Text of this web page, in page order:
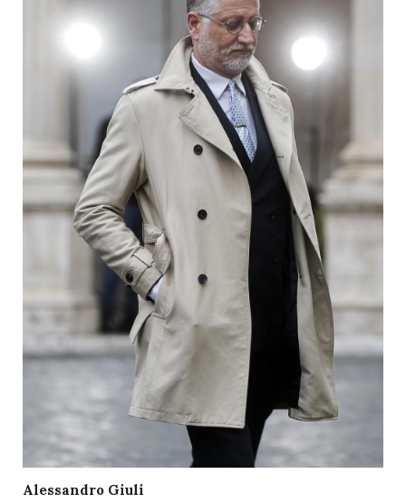
Alessandro Giuli